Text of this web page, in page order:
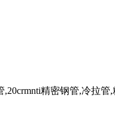
,20crmnti精密钢管,冷拉